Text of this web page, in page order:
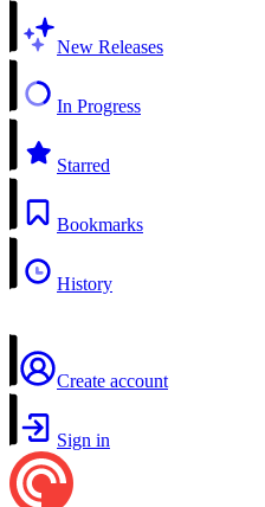
New Releases
In Progress
Starred
Bookmarks
History
Create account
Sign in